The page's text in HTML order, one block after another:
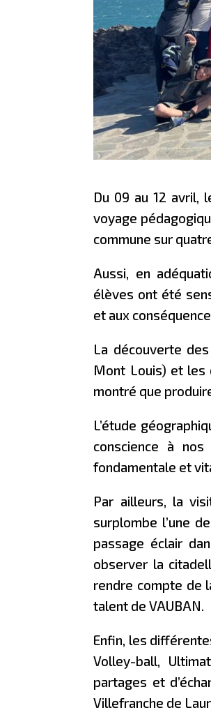
Du 09 au 12 avril,
voyage
commune sur
Aussi, en
élèves ont été
et aux
La découverte
Mont Louis) et les
montré que
L’étude
conscience à
fondamentale et
Par ailleurs, la
surplombe l’une
passage éclair
observer la
rendre compte de
talent de VAUBAN.
Enfin, les
Volley-ball,
partages et
Villefranche de